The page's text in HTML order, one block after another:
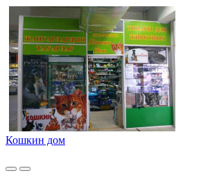
Кошкин дом